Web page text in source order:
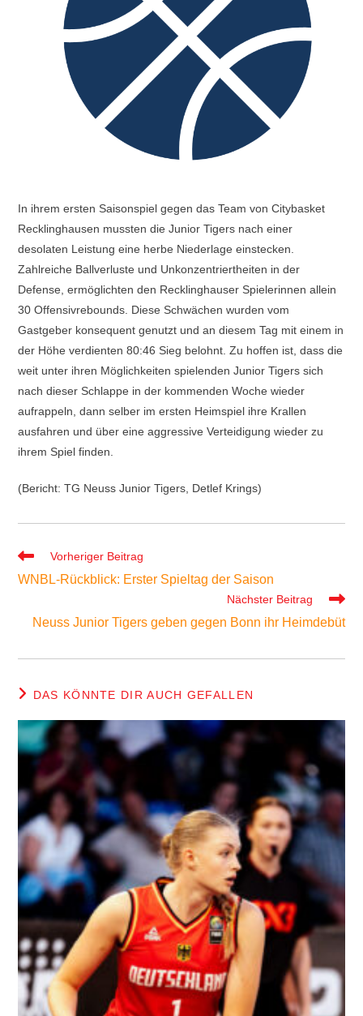
In ihrem ersten Saisonspiel gegen das Team von Citybasket
Recklinghausen mussten die Junior Tigers nach einer
desolaten Leistung eine herbe Niederlage einstecken.
Zahlreiche Ballverluste und Unkonzentriertheiten in der
Defense, ermöglichten den Recklinghauser Spielerinnen allein
30 Offensivrebounds. Diese Schwächen wurden vom
Gastgeber konsequent genutzt und an diesem Tag mit einem in
der Höhe verdienten 80:46 Sieg belohnt. Zu hoffen ist, dass die
weit unter ihren Möglichkeiten spielenden Junior Tigers sich
nach dieser Schlappe in der kommenden Woche wieder
aufrappeln, dann selber im ersten Heimspiel ihre Krallen
ausfahren und über eine aggressive Verteidigung wieder zu
ihrem Spiel finden.
(Bericht: TG Neuss Junior Tigers, Detlef Krings)
Weitere
ansehen
Vorheriger Beitrag
WNBL-Rückblick: Erster Spieltag der Saison
Nächster Beitrag
Neuss Junior Tigers geben gegen Bonn ihr Heimdebüt
DAS KÖNNTE DIR AUCH GEFALLEN